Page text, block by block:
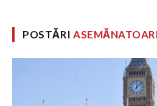
POSTĂRI